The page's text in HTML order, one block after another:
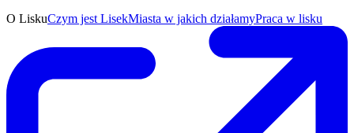
O LiskuCzym jest LisekMiasta w jakich działamyPraca w lisku